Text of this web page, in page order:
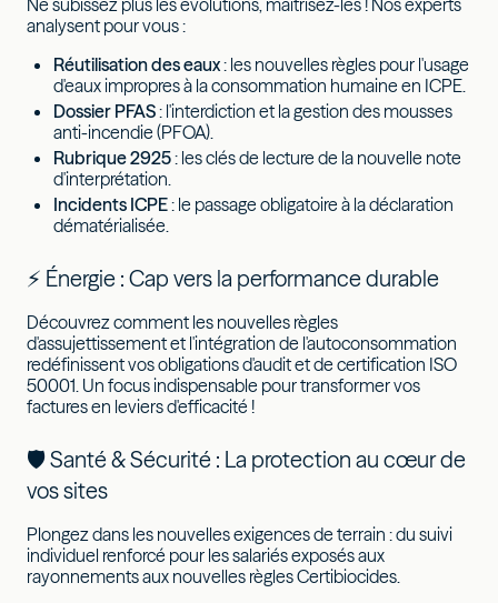
Ne subissez plus les évolutions, maîtrisez-les ! Nos experts
analysent pour vous :
Réutilisation des eaux: les nouvelles règles pour l'usage
d'eaux impropres à la consommation humaine en ICPE.
Dossier PFAS: l'interdiction et la gestion des mousses
anti-incendie (PFOA).
Rubrique 2925: les clés de lecture de la nouvelle note
d'interprétation.
Incidents ICPE: le passage obligatoire à la déclaration
dématérialisée.
⚡ Énergie : Cap vers la performance durable
Découvrez comment les nouvelles règles
d'assujettissement et l'intégration de l'autoconsommation
redéfinissent vos obligations d'audit et de certification ISO
50001. Un focus indispensable pour transformer vos
factures en leviers d'efficacité !
🛡️ Santé & Sécurité : La protection au cœur de
vos sites
Plongez dans les nouvelles exigences de terrain : du suivi
individuel renforcé pour les salariés exposés aux
rayonnements aux nouvelles règles Certibiocides.